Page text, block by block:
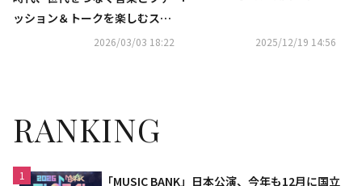
ッション＆トークを楽しむスペ
シャルイベント「JJ50th Anni
2026/03/03 18:22 2025/12/19 14:56
RANKING
1
「MUSIC BANK」日本公演、今年も12月に国立